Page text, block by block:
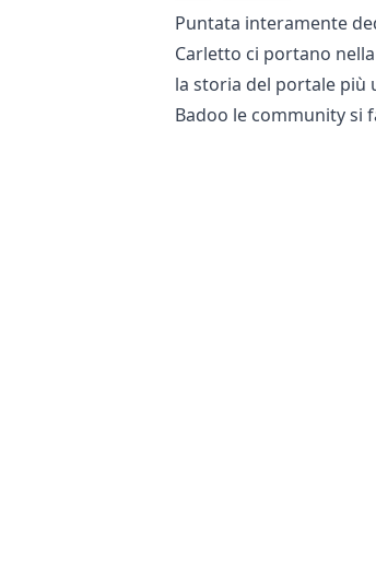
Puntata interamente
Carletto ci portano
la storia del portale più
Badoo le community si